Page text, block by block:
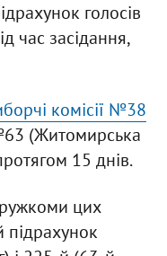
голосів
час засідання,
комісії №38
(Житомирська
15 днів.
цих
підрахунок